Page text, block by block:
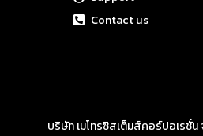
Contact us
บริษัท เมโทรซิสเต็มส์คอร์ปอเรชั่น